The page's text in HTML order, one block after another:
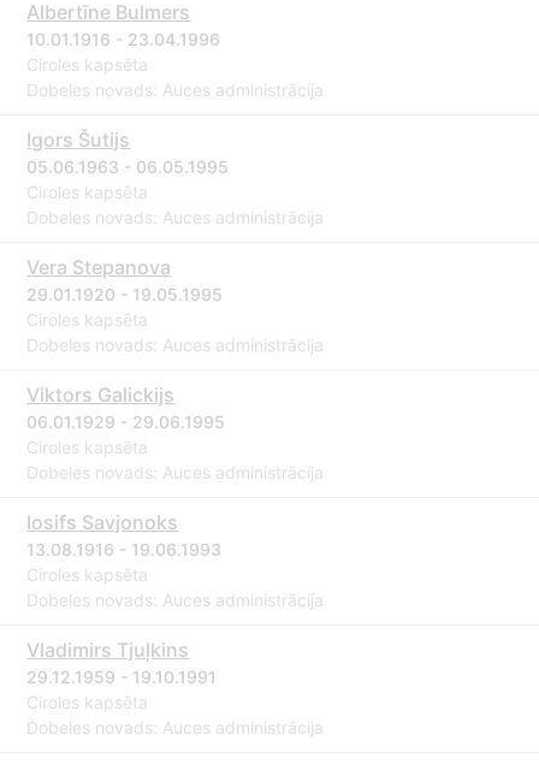
Albertīne Bulmers
10.01.1916 - 23.04.1996
Ciroles kapsēta
Dobeles novads: Auces administrācija
Igors Šutijs
05.06.1963 - 06.05.1995
Ciroles kapsēta
Dobeles novads: Auces administrācija
Vera Stepanova
29.01.1920 - 19.05.1995
Ciroles kapsēta
Dobeles novads: Auces administrācija
Viktors Galickijs
06.01.1929 - 29.06.1995
Ciroles kapsēta
Dobeles novads: Auces administrācija
Iosifs Savjonoks
13.08.1916 - 19.06.1993
Ciroles kapsēta
Dobeles novads: Auces administrācija
Vladimirs Tjuļkins
29.12.1959 - 19.10.1991
Ciroles kapsēta
Dobeles novads: Auces administrācija